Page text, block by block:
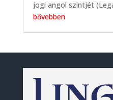
jogi angol szintjét
bővebben